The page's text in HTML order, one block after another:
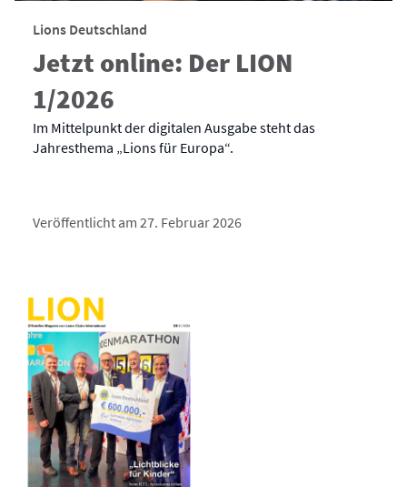
Lions Deutschland
Jetzt online: Der LION
1/2026
Im Mittelpunkt der digitalen Ausgabe steht das
Jahresthema „Lions für Europa“.
Veröffentlicht am 27. Februar 2026